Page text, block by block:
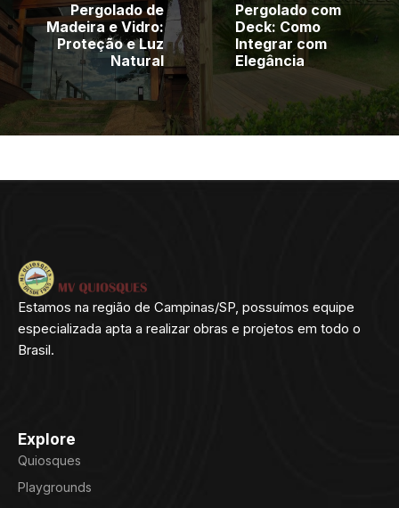
Pergolado de
Madeira e Vidro:
Proteção e Luz
Natural
Pergolado com
Deck: Como
Integrar com
Elegância
Estamos na região de Campinas/SP, possuímos equipe
especializada apta a realizar obras e projetos em todo o
Brasil.
Explore
Quiosques
Playgrounds